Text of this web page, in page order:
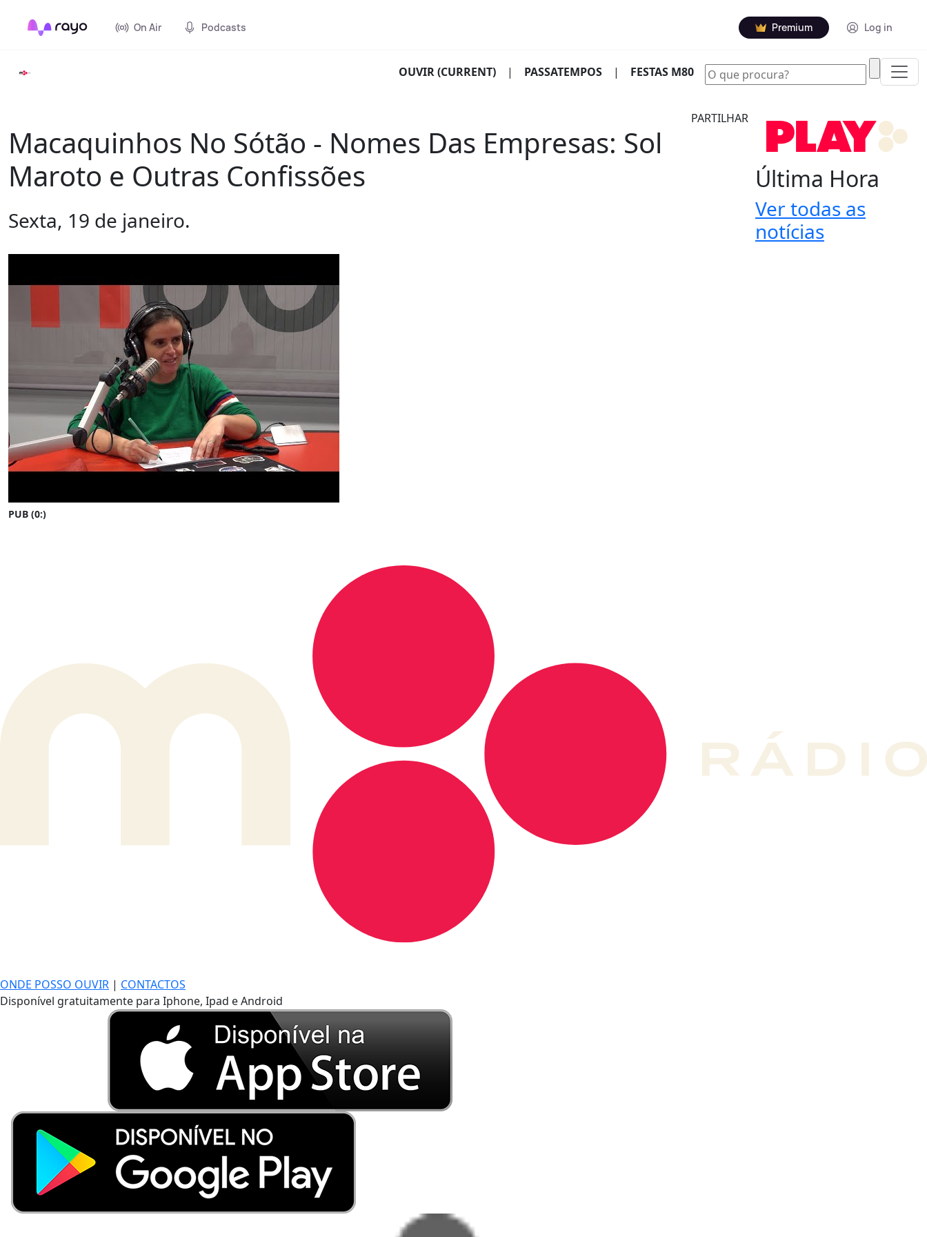
On Air Podcasts Premium Log in
OUVIR(CURRENT) | PASSATEMPOS | FESTAS M80
PARTILHAR
Macaquinhos No Sótão - Nomes Das Empresas: Sol
Maroto e Outras Confissões
Sexta, 19 de janeiro.
PUB (0:)
Última Hora
Ver todas as
notícias
ONDE POSSO OUVIR | CONTACTOS
Disponível gratuitamente para Iphone, Ipad e Android